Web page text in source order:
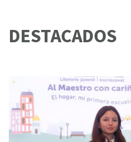
DESTACADOS